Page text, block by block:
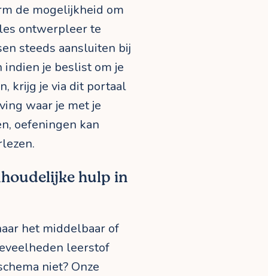
de mogelijkheid om
ontwerpleer te
steeds aansluiten bij
je beslist om je
krijg je via dit portaal
waar je met je
oefeningen kan
hulp in
het middelbaar of
leerstof
niet? Onze